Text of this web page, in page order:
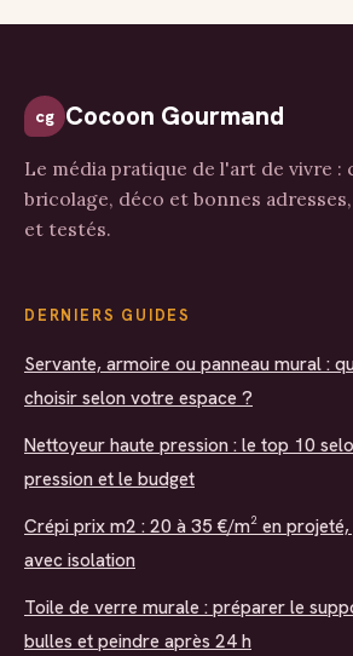
dosage
cg Cocoon Gourmand
Le média pratique de l'art de vivre :
bricolage, déco et bonnes
et testés.
DERNIERS GUIDES
Servante, armoire ou panneau mural :
choisir selon votre espace ?
Nettoyeur haute pression : le top 10
pression et le budget
Crépi prix m2 : 20 à 35 €/m² en projeté,
avec isolation
Toile de verre murale : préparer le
bulles et peindre après 24 h